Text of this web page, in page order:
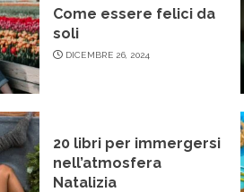
Come essere felici da
soli
DICEMBRE 26, 2024
20 libri per immergersi
nell’atmosfera
Natalizia